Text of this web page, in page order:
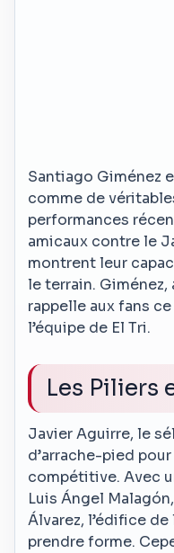
Santiago Giménez
comme de
performances
amicaux contre le
montrent leur
le terrain.
rappelle aux fans
l’équipe de El Tri.
Les Piliers
Javier Aguirre, le
d’arrache-pied
compétitive. Avec
Luis Ángel
Álvarez, l’édifice
prendre forme.